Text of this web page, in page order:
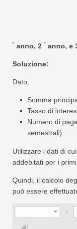
° anno, 2 ° anno, e
Soluzione:
Dato,
Somma
Tasso di
Numero di
semestrali)
Utilizzare i dati di
addebitati per i primi
Quindi, il calcolo
può essere